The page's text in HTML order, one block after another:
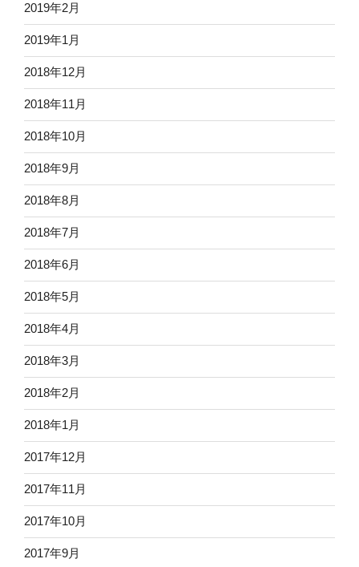
2019年2月
2019年1月
2018年12月
2018年11月
2018年10月
2018年9月
2018年8月
2018年7月
2018年6月
2018年5月
2018年4月
2018年3月
2018年2月
2018年1月
2017年12月
2017年11月
2017年10月
2017年9月